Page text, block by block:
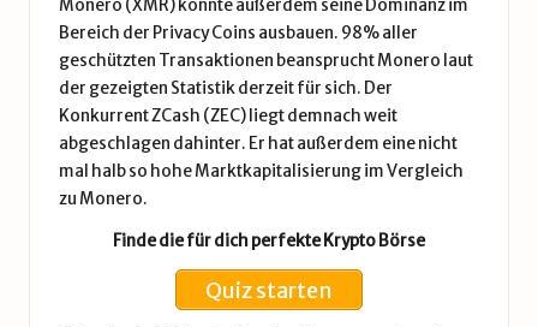
Monero (XMR) konnte außerdem seine Dominanz im
Bereich der Privacy Coins ausbauen. 98% aller
geschützten Transaktionen beansprucht Monero laut
der gezeigten Statistik derzeit für sich. Der
Konkurrent ZCash (ZEC) liegt demnach weit
abgeschlagen dahinter. Er hat außerdem eine nicht
mal halb so hohe Marktkapitalisierung im Vergleich
zu Monero.
Finde die für dich perfekte Krypto Börse
Quiz starten